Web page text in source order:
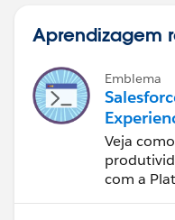
Aprendizagem
Emblema
Veja
com a